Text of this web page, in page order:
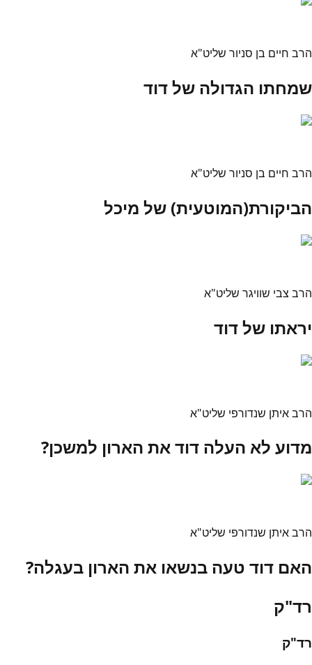
הרב חיים בן סניור שליט"א
שמחתו הגדולה של דוד
הרב חיים בן סניור שליט"א
הביקורת(המוטעית) של מיכל
הרב צבי שוויגר שליט"א
יראתו של דוד
הרב איתן שנדורפי שליט"א
מדוע לא העלה דוד את הארון למשכן?
הרב איתן שנדורפי שליט"א
האם דוד טעה בנשאו את הארון בעגלה?
רד"ק
רד"ק